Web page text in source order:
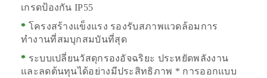
เกรดป้องกัน IP55
* โครงสร้างแข็งแรง รองรับสภาพแวดล้อมการ
ทำงานที่สมบุกสมบันที่สุด
* ระบบเปลี่ยนวัสดุกรองอัจฉริยะ ประหยัดพลังงาน
และลดต้นทุนได้อย่างมีประสิทธิภาพ * การออกแบบ